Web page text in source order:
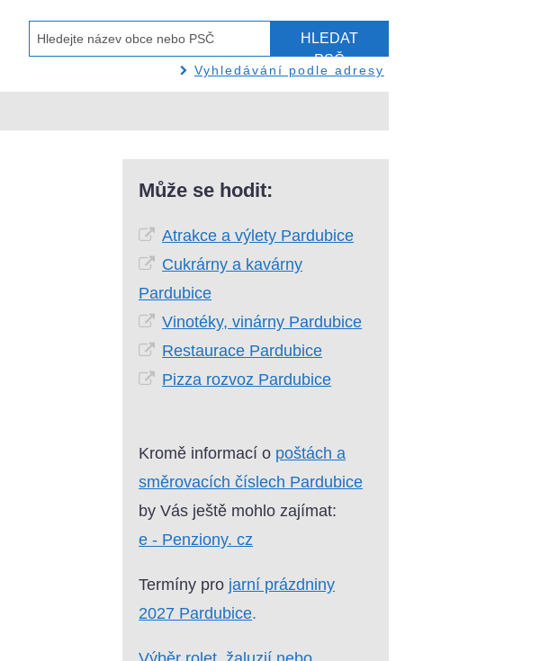
HLEDAT
PSČ
Vyhledávání podle adresy
Může se hodit:
Atrakce a výlety Pardubice
Cukrárny a kavárny
Pardubice
Vinotéky, vinárny Pardubice
Restaurace Pardubice
Pizza rozvoz Pardubice
Kromě informací o poštách a
směrovacích číslech Pardubice
by Vás ještě mohlo zajímat:
e - Penziony. cz
Termíny pro jarní prázdniny
2027 Pardubice.